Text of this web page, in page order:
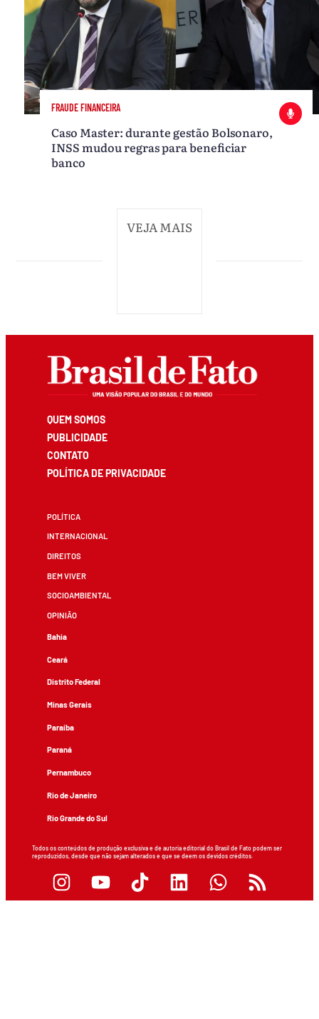
FRAUDE FINANCEIRA
Caso Master: durante gestão Bolsonaro,
INSS mudou regras para beneficiar
banco
VEJA MAIS
QUEM SOMOS
PUBLICIDADE
CONTATO
POLÍTICA DE PRIVACIDADE
POLÍTICA
INTERNACIONAL
DIREITOS
BEM VIVER
SOCIOAMBIENTAL
OPINIÃO
Bahia
Ceará
Distrito Federal
Minas Gerais
Paraíba
Paraná
Pernambuco
Rio de Janeiro
Rio Grande do Sul
Todos os conteúdos de produção exclusiva e de autoria editorial do Brasil de Fato podem ser
reproduzidos, desde que não sejam alterados e que se deem os devidos créditos.